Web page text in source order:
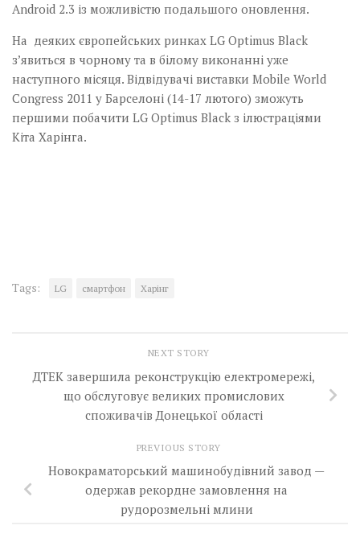
Android 2.3 із можливістю подальшого оновлення.
На деяких європейських ринках LG Optimus Black
з’явиться в чорному та в білому виконанні уже
наступного місяця. Відвідувачі виставки Mobile World
Congress 2011 у Барселоні (14-17 лютого) зможуть
першими побачити LG Optimus Black з ілюстраціями
Кіта Харінга.
Tags: LG смартфон Харінг
NEXT STORY
ДТЕК завершила реконструкцію електромережі,
що обслуговує великих промислових
споживачів Донецької області
PREVIOUS STORY
Новокраматорський машинобудівний завод —
одержав рекордне замовлення на
рудорозмельні млини